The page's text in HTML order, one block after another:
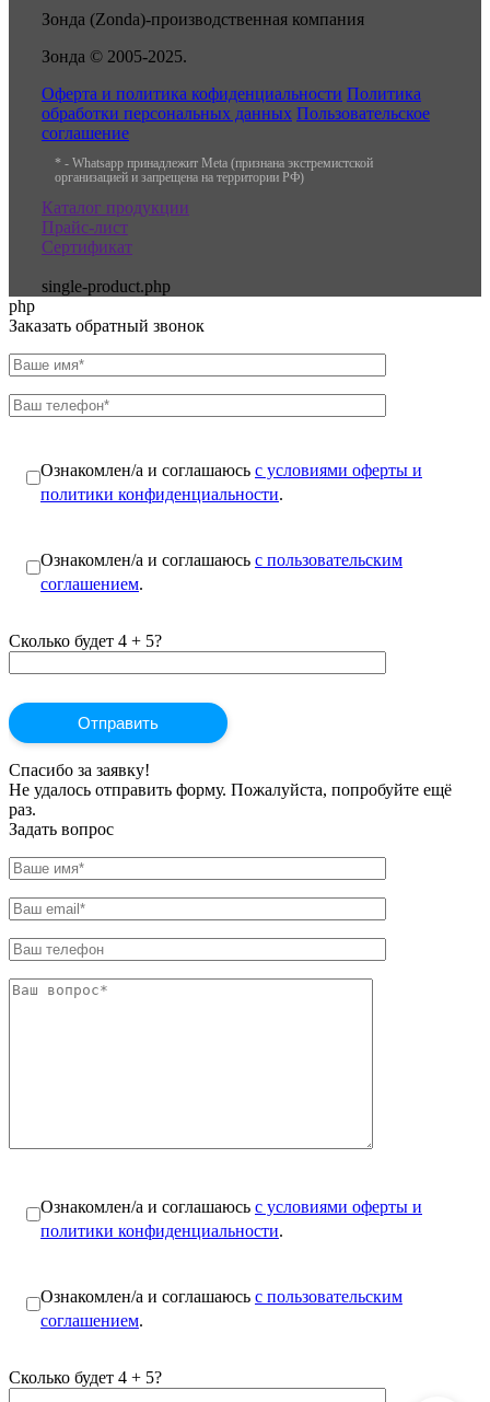
Зонда (Zonda)-производственная компания
Зонда © 2005-2025.
Оферта и политика кофиденциальности Политика
обработки персональных данных Пользовательское
соглашение
* - Whatsapp принадлежит Meta (признана экстремистской
организацией и запрещена на территории РФ)
Каталог продукции
Прайс-лист
Сертификат
single-product.php
php
Заказать обратный звонок
Ознакомлен/а и соглашаюсь с условиями оферты и
политики конфиденциальности.
Ознакомлен/а и соглашаюсь с пользовательским
соглашением.
Сколько будет 4 + 5?
Спасибо за заявку!
Не удалось отправить форму. Пожалуйста, попробуйте ещё
раз.
Задать вопрос
Ознакомлен/а и соглашаюсь с условиями оферты и
политики конфиденциальности.
Ознакомлен/а и соглашаюсь с пользовательским
соглашением.
Сколько будет 4 + 5?